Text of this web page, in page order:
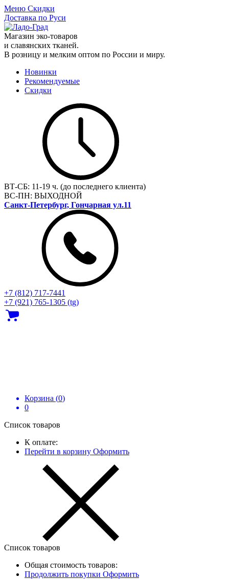
Меню Скидки
Доставка по Руси
Магазин эко-товаров
и славянских тканей.
В розницу и мелким оптом по России и миру.
Новинки
Рекомендуемые
Скидки
ВТ-СБ: 11-19 ч. (до последнего клиента)
ВС-ПН: ВЫХОДНОЙ
Санкт-Петербург, Гончарная ул.11
+7 (812) 717‑7441
+7 (921) 765-1305 (tg)
Корзина (0)
0
Список товаров
К оплате:
Перейти в корзину Оформить
Список товаров
Общая стоимость товаров:
Продолжить покупки Оформить